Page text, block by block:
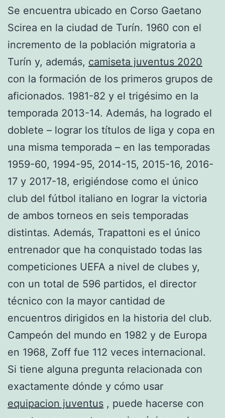
Se encuentra ubicado en Corso Gaetano
Scirea en la ciudad de Turín. 1960 con el
incremento de la población migratoria a
Turín y, además, camiseta juventus 2020
con la formación de los primeros grupos de
aficionados. 1981-82 y el trigésimo en la
temporada 2013-14. Además, ha logrado el
doblete – lograr los títulos de liga y copa en
una misma temporada – en las temporadas
1959-60, 1994-95, 2014-15, 2015-16, 2016-
17 y 2017-18, erigiéndose como el único
club del fútbol italiano en lograr la victoria
de ambos torneos en seis temporadas
distintas. Además, Trapattoni es el único
entrenador que ha conquistado todas las
competiciones UEFA a nivel de clubes y,
con un total de 596 partidos, el director
técnico con la mayor cantidad de
encuentros dirigidos en la historia del club.
Campeón del mundo en 1982 y de Europa
en 1968, Zoff fue 112 veces internacional.
Si tiene alguna pregunta relacionada con
exactamente dónde y cómo usar
equipacion juventus , puede hacerse con